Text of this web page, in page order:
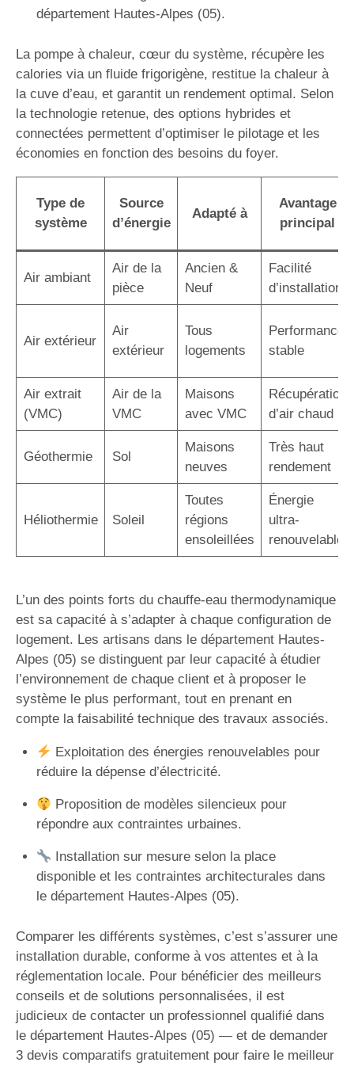
département Hautes-Alpes (05).
La pompe à chaleur, cœur du système, récupère les
calories via un fluide frigorigène, restitue la chaleur à
la cuve d’eau, et garantit un rendement optimal. Selon
la technologie retenue, des options hybrides et
connectées permettent d’optimiser le pilotage et les
économies en fonction des besoins du foyer.
Type de
système
Source
d’énergie
Adapté à
Avantage
principal
Air ambiant
Air de la
pièce
Ancien &
Neuf
Facilité
d’installation
Air extérieur
Air
extérieur
Tous
logements
Performance
stable
Air extrait
(VMC)
Air de la
VMC
Maisons
avec VMC
Récupération
d’air chaud
Géothermie Sol
Maisons
neuves
Très haut
rendement
Héliothermie Soleil
Toutes
régions
ensoleillées
Énergie
ultra-
renouvelable
L’un des points forts du chauffe-eau thermodynamique
est sa capacité à s’adapter à chaque configuration de
logement. Les artisans dans le département Hautes-
Alpes (05) se distinguent par leur capacité à étudier
l’environnement de chaque client et à proposer le
système le plus performant, tout en prenant en
compte la faisabilité technique des travaux associés.
Exploitation des énergies renouvelables pour
réduire la dépense d’électricité.
Proposition de modèles silencieux pour
répondre aux contraintes urbaines.
Installation sur mesure selon la place
disponible et les contraintes architecturales dans
le département Hautes-Alpes (05).
Comparer les différents systèmes, c’est s’assurer une
installation durable, conforme à vos attentes et à la
réglementation locale. Pour bénéficier des meilleurs
conseils et de solutions personnalisées, il est
judicieux de contacter un professionnel qualifié dans
le département Hautes-Alpes (05) — et de demander
3 devis comparatifs gratuitement pour faire le meilleur